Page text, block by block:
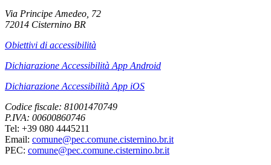
Via Principe Amedeo, 72
72014 Cisternino BR
Obiettivi di accessibilità
Dichiarazione Accessibilità App Android
Dichiarazione Accessibilità App iOS
Codice fiscale: 81001470749
P.IVA: 00600860746
Tel: +39 080 4445211
Email: comune@pec.comune.cisternino.br.it
PEC: comune@pec.comune.cisternino.br.it